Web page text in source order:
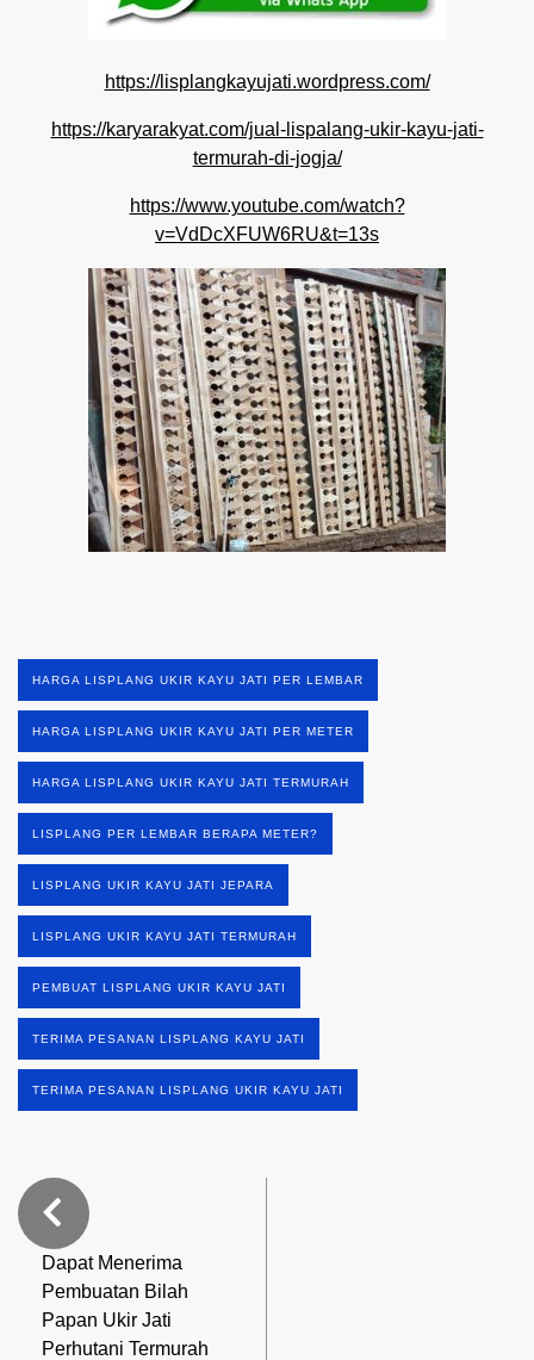
https://lisplangkayujati.wordpress.com/
https://karyarakyat.com/jual-lispalang-ukir-kayu-jati-
termurah-di-jogja/
https://www.youtube.com/watch?
v=VdDcXFUW6RU&t=13s
HARGA LISPLANG UKIR KAYU JATI PER LEMBAR
HARGA LISPLANG UKIR KAYU JATI PER METER
HARGA LISPLANG UKIR KAYU JATI TERMURAH
LISPLANG PER LEMBAR BERAPA METER?
LISPLANG UKIR KAYU JATI JEPARA
LISPLANG UKIR KAYU JATI TERMURAH
PEMBUAT LISPLANG UKIR KAYU JATI
TERIMA PESANAN LISPLANG KAYU JATI
TERIMA PESANAN LISPLANG UKIR KAYU JATI
Dapat Menerima
Pembuatan Bilah
Papan Ukir Jati
Perhutani Termurah